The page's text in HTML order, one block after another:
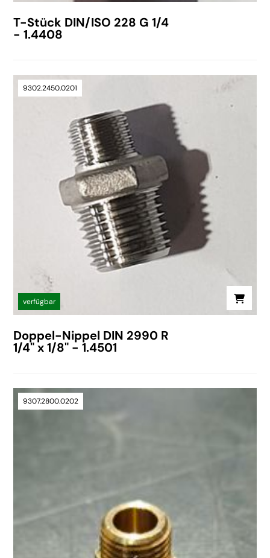
T-Stück DIN/ISO 228 G 1/4
- 1.4408
9302.2450.0201
verfügbar
Doppel-Nippel DIN 2990 R
1/4" x 1/8" - 1.4501
9307.2800.0202